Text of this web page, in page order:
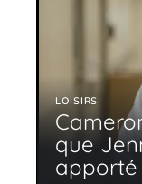
LOISIRS
que